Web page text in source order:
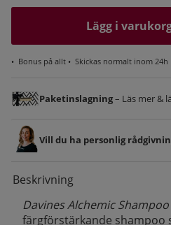
Lägg i
• Bonus på allt • Skickas normalt inom 24h
Paketinslagning– Läs mer &
Vill du ha personlig
Beskrivning
DavinesAlchemic
färgförstärkande shampoo